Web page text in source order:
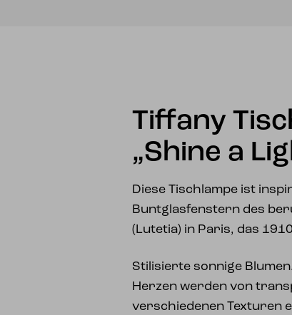
Tiffany
„Shine a
Diese Tischlampe ist
Buntglasfenstern des
(Lutetia) in Paris, das
Stilisierte sonnige
Herzen werden von
verschiedenen Texturen